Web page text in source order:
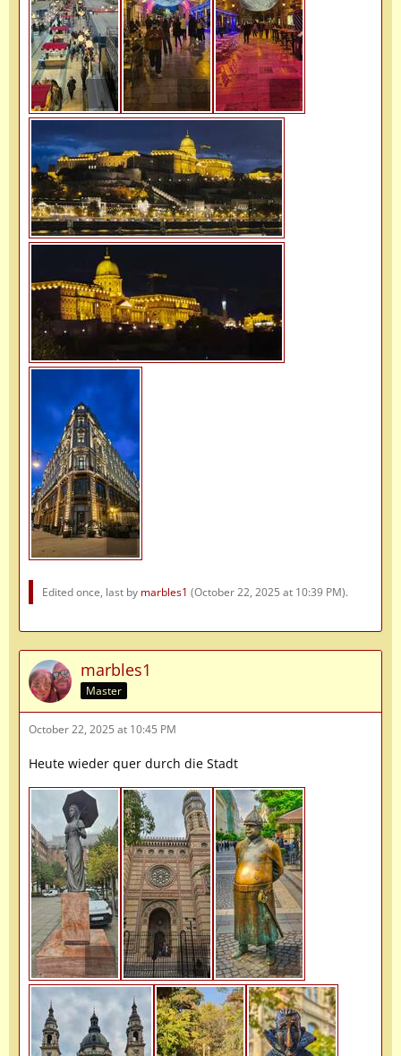
Edited once, last by marbles1 (October 22, 2025 at 10:39 PM).
marbles1
Master
October 22, 2025 at 10:45 PM
Heute wieder quer durch die Stadt